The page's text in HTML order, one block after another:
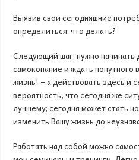
Выявив свои сегодняшние
определиться: что делать?
Следующий шаг: нужно
самокопание и ждать
жизнь! – а действовать здесь и
вероятность, что сегодня же
лучшему; сегодня может стать
изменить Вашу жизнь до
Работать над собой можно